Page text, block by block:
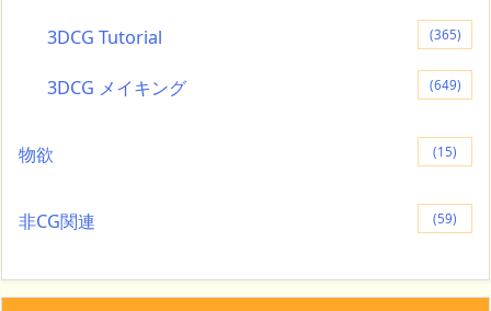
3DCG Tutorial (365)
3DCG メイキング (649)
物欲 (15)
非CG関連 (59)